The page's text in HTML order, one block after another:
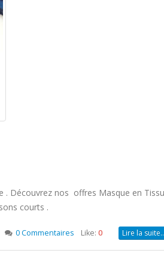
Découvrez nos offres Masque en Tissu
courts .